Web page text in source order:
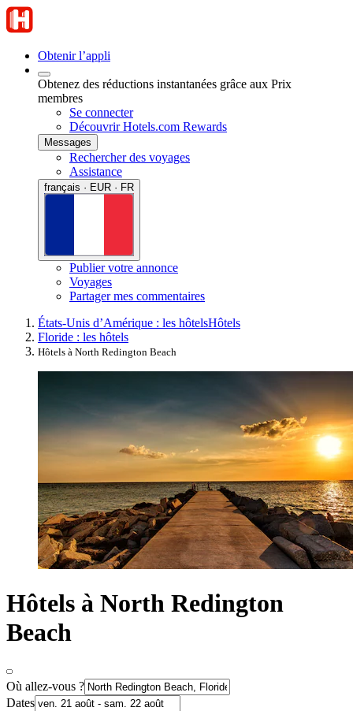
Obtenir l’appli
Obtenez des réductions instantanées grâce aux Prix
membres
Se connecter
Découvrir Hotels.com Rewards
Messages
Rechercher des voyages
Assistance
français · EUR · FR
Publier votre annonce
Voyages
Partager mes commentaires
États-Unis d’Amérique : les hôtelsHôtels
Floride : les hôtels
Hôtels à North Redington Beach
Hôtels à North Redington
Beach
Où allez-vous ?
Dates